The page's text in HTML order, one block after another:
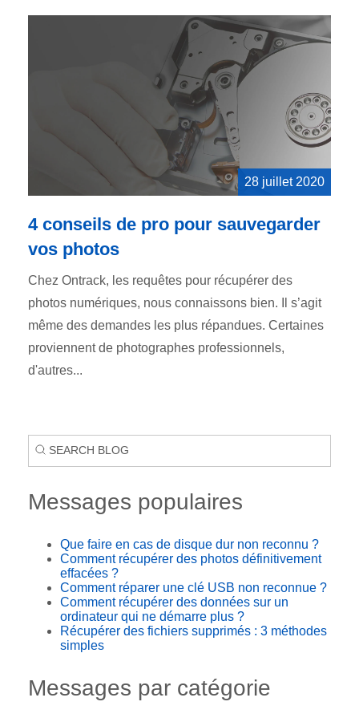
28 juillet 2020
4 conseils de pro pour sauvegarder
vos photos
Chez Ontrack, les requêtes pour récupérer des
photos numériques, nous connaissons bien. Il s’agit
même des demandes les plus répandues. Certaines
proviennent de photographes professionnels,
d'autres...
Messages populaires
Que faire en cas de disque dur non reconnu ?
Comment récupérer des photos définitivement
effacées ?
Comment réparer une clé USB non reconnue ?
Comment récupérer des données sur un
ordinateur qui ne démarre plus ?
Récupérer des fichiers supprimés : 3 méthodes
simples
Messages par catégorie